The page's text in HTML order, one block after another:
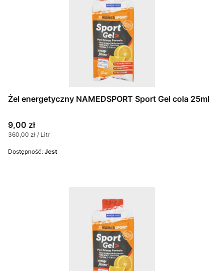
Żel energetyczny NAMEDSPORT Sport Gel cola 25ml
Cena
9,00 zł
Cena jednostkowa
360,00 zł / Litr
Dostępność: Jest